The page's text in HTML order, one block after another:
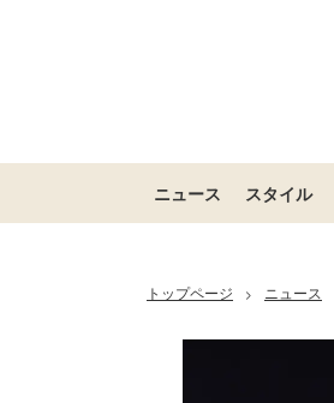
ニュース スタイル
トップページ > ニュース